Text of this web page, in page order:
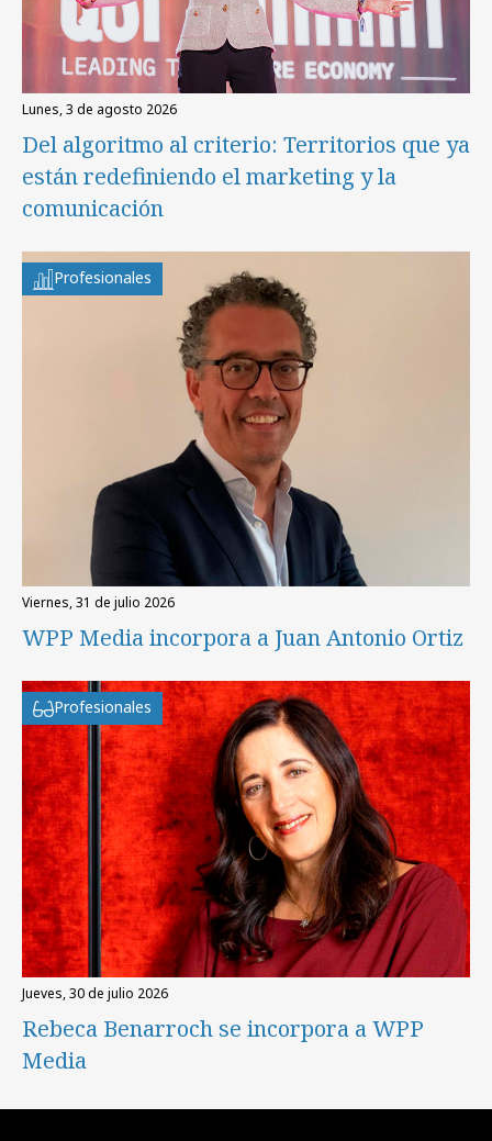
lunes, 3 de agosto 2026
Del algoritmo al criterio: Territorios que ya
están redefiniendo el marketing y la
comunicación
Profesionales
viernes, 31 de julio 2026
WPP Media incorpora a Juan Antonio Ortiz
Profesionales
jueves, 30 de julio 2026
Rebeca Benarroch se incorpora a WPP
Media